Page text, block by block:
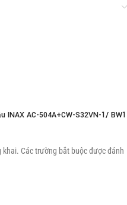
AC-504A+CW-S32VN-1/ BW1
khai. Các trường bắt buộc được đánh